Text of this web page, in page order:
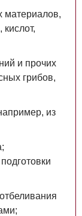
материалов,
и прочих
грибов,
из